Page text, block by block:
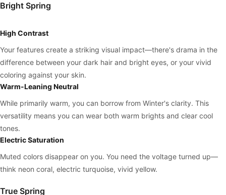
Bright Spring
High Contrast
Your features create a striking visual impact—there's drama in the
difference between your dark hair and bright eyes, or your vivid
coloring against your skin.
Warm-Leaning Neutral
While primarily warm, you can borrow from Winter's clarity. This
versatility means you can wear both warm brights and clear cool
tones.
Electric Saturation
Muted colors disappear on you. You need the voltage turned up—
think neon coral, electric turquoise, vivid yellow.
True Spring